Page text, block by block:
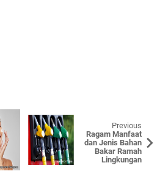
Previous
Ragam Manfaat
dan Jenis Bahan
Bakar Ramah
Lingkungan